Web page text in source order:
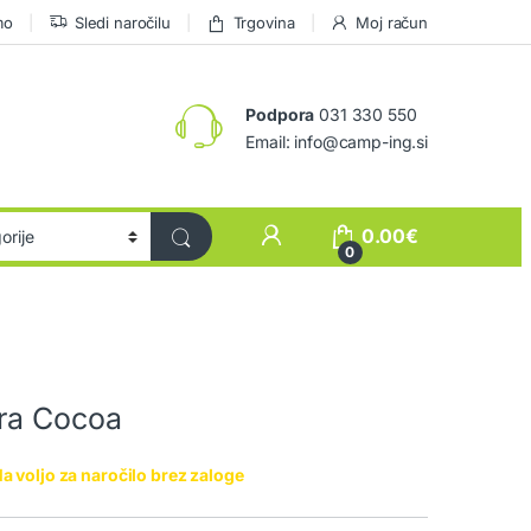
Sledi naročilu Trgovina Moj račun
Podpora 031 330 550
Email: info@camp-ing.si
0
0.00€
Cocoa
voljo za naročilo brez zaloge